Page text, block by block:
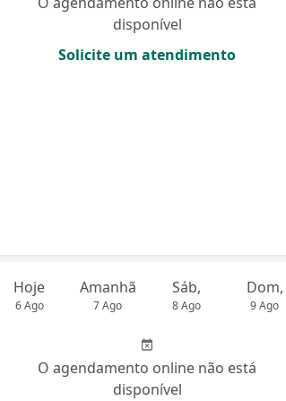
disponível
Solicite um atendimento
Hoje
6 Ago
Amanhã
7 Ago
Sáb,
8 Ago
Dom,
9 Ago
O agendamento online não está
disponível